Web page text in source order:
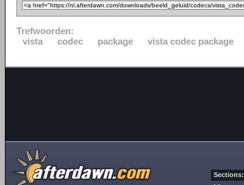
Trefwoorden:
vista
codec package vista codec package
Sections: